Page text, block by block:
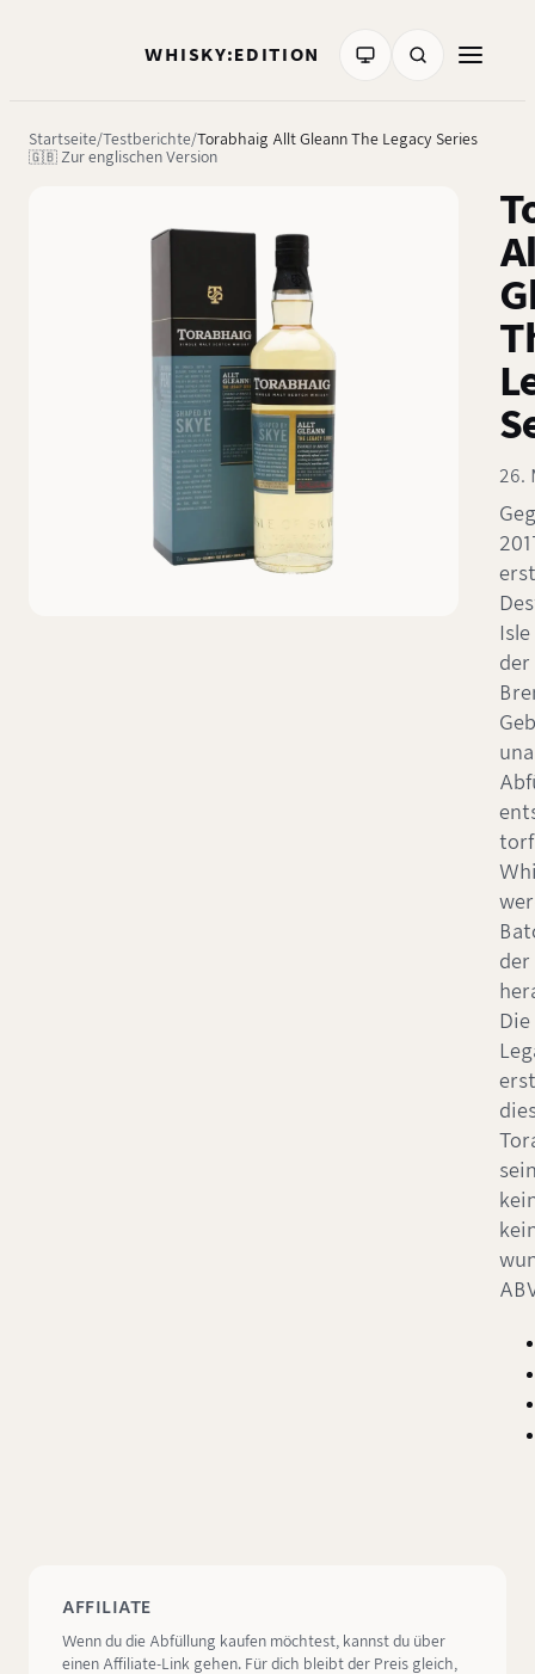
WHISKY:EDITION
Startseite Testberichte Torabhaig Allt Gleann The Legacy Series
🇬🇧 Zur englischen Version
26.
der
Die
AFFILIATE
Wenn du die Abfüllung kaufen möchtest, kannst du über
einen Affiliate-Link gehen. Für dich bleibt der Preis gleich,